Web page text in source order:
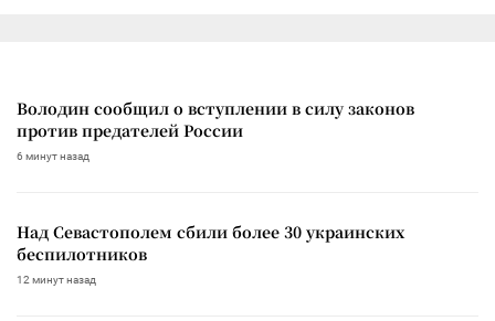
Володин сообщил о вступлении в силу законов
против предателей России
6 минут назад
Над Севастополем сбили более 30 украинских
беспилотников
12 минут назад